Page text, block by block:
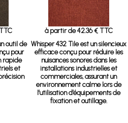
outil de
pour
rapide
et
à partir de 42.36 € TTC
Whisper 432 Tileest un silencieux
efficace conçu pour réduire les
nuisances sonores dans les
installations industrielles et
commerciales, assurant un
environnement calme lors de
l’utilisation d’équipements de
fixation et outillage.